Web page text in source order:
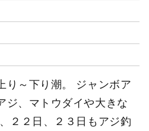
り～下り潮。 ジャンボア
ジ、マトウダイや大きな
２２日、２３日もアジ釣